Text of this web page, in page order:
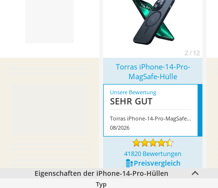
2 / 12
Torras iPhone-14-Pro-
MagSafe-Hülle
Unsere Bewertung
SEHR GUT
Torras iPhone-14-Pro-MagSafe-Hülle
08/2026
41820 Bewertungen
Preis­vergleich
Eigenschaften der iPhone-14-Pro-Hüllen
Typ